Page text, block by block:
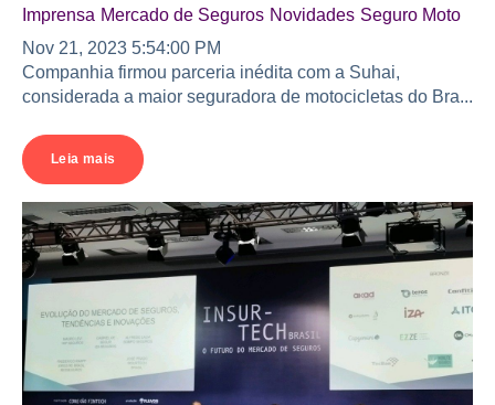
Imprensa Mercado de Seguros Novidades Seguro Moto
Nov 21, 2023 5:54:00 PM
Companhia firmou parceria inédita com a Suhai,
considerada a maior seguradora de motocicletas do Bra...
Leia mais